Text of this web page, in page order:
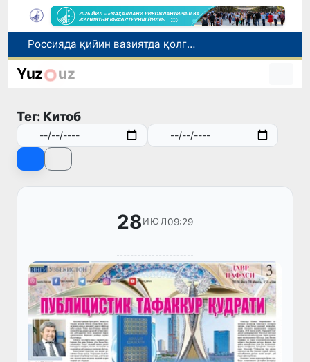
2030 йилгача хавфли чиқиндиларни қайта ишлаш даражаси 20 фоизга етказилади
Ўзбекистон илк бор Халқаро информатика олимпиадаси — IOI 2026га мезбонлик қилади
Россияда қийин вазиятда қолган юзлаб ўзбекистонликлар ортга қайтарилди
Yuz uz
Тег: Китоб
28ИЮЛ09:29